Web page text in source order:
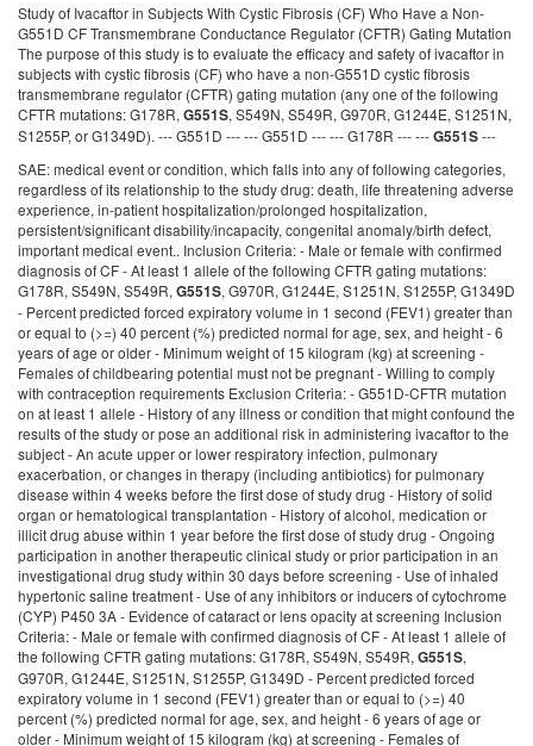
Study of Ivacaftor in Subjects With Cystic Fibrosis (CF) Who Have a Non-
G551D CF Transmembrane Conductance Regulator (CFTR) Gating Mutation
The purpose of this study is to evaluate the efficacy and safety of ivacaftor in
subjects with cystic fibrosis (CF) who have a non-G551D cystic fibrosis
transmembrane regulator (CFTR) gating mutation (any one of the following
CFTR mutations: G178R, G551S, S549N, S549R, G970R, G1244E, S1251N,
S1255P, or G1349D). --- G551D --- --- G551D --- --- G178R --- ---G551S---
SAE: medical event or condition, which falls into any of following categories,
regardless of its relationship to the study drug: death, life threatening adverse
experience, in-patient hospitalization/prolonged hospitalization,
persistent/significant disability/incapacity, congenital anomaly/birth defect,
important medical event.. Inclusion Criteria: - Male or female with confirmed
diagnosis of CF - At least 1 allele of the following CFTR gating mutations:
G178R, S549N, S549R, G551S, G970R, G1244E, S1251N, S1255P, G1349D
- Percent predicted forced expiratory volume in 1 second (FEV1) greater than
or equal to (>=) 40 percent (%) predicted normal for age, sex, and height - 6
years of age or older - Minimum weight of 15 kilogram (kg) at screening -
Females of childbearing potential must not be pregnant - Willing to comply
with contraception requirements Exclusion Criteria: - G551D-CFTR mutation
on at least 1 allele - History of any illness or condition that might confound the
results of the study or pose an additional risk in administering ivacaftor to the
subject - An acute upper or lower respiratory infection, pulmonary
exacerbation, or changes in therapy (including antibiotics) for pulmonary
disease within 4 weeks before the first dose of study drug - History of solid
organ or hematological transplantation - History of alcohol, medication or
illicit drug abuse within 1 year before the first dose of study drug - Ongoing
participation in another therapeutic clinical study or prior participation in an
investigational drug study within 30 days before screening - Use of inhaled
hypertonic saline treatment - Use of any inhibitors or inducers of cytochrome
(CYP) P450 3A - Evidence of cataract or lens opacity at screening Inclusion
Criteria: - Male or female with confirmed diagnosis of CF - At least 1 allele of
the following CFTR gating mutations: G178R, S549N, S549R, G551S,
G970R, G1244E, S1251N, S1255P, G1349D - Percent predicted forced
expiratory volume in 1 second (FEV1) greater than or equal to (>=) 40
percent (%) predicted normal for age, sex, and height - 6 years of age or
older - Minimum weight of 15 kilogram (kg) at screening - Females of